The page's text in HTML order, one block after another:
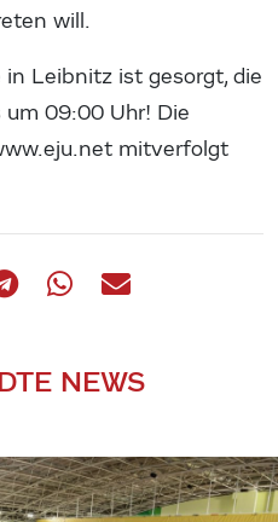
will.
in Leibnitz ist gesorgt, die
09:00 Uhr! Die
mitverfolgt
NEWS